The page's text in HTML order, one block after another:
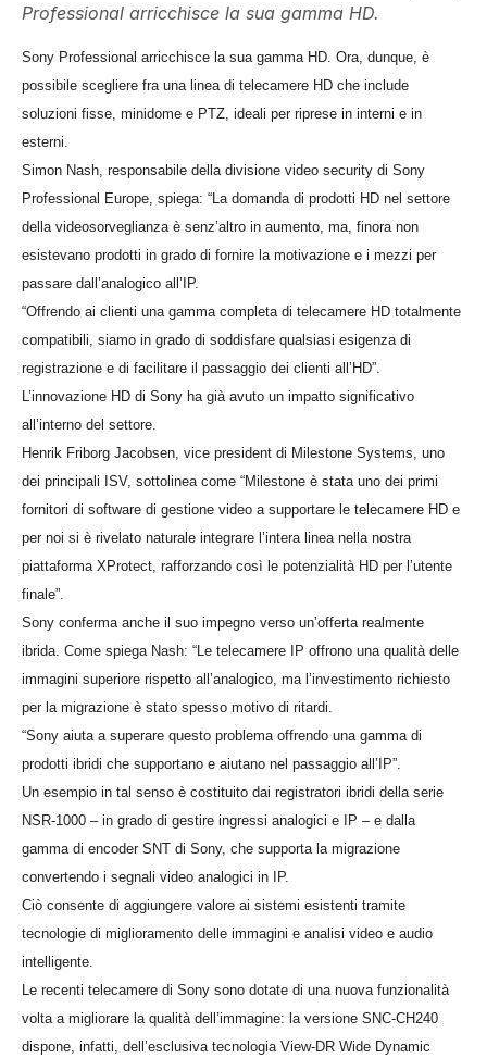
Professional arricchisce la sua gamma HD.
Sony Professional arricchisce la sua gamma HD. Ora, dunque, è
possibile scegliere fra una linea di telecamere HD che include
soluzioni fisse, minidome e PTZ, ideali per riprese in interni e in
esterni.
Simon Nash, responsabile della divisione video security di Sony
Professional Europe, spiega: “La domanda di prodotti HD nel settore
della videosorveglianza è senz’altro in aumento, ma, finora non
esistevano prodotti in grado di fornire la motivazione e i mezzi per
passare dall’analogico all’IP.
“Offrendo ai clienti una gamma completa di telecamere HD totalmente
compatibili, siamo in grado di soddisfare qualsiasi esigenza di
registrazione e di facilitare il passaggio dei clienti all’HD”.
L’innovazione HD di Sony ha già avuto un impatto significativo
all’interno del settore.
Henrik Friborg Jacobsen, vice president di Milestone Systems, uno
dei principali ISV, sottolinea come “Milestone è stata uno dei primi
fornitori di software di gestione video a supportare le telecamere HD e
per noi si è rivelato naturale integrare l’intera linea nella nostra
piattaforma XProtect, rafforzando così le potenzialità HD per l’utente
finale”.
Sony conferma anche il suo impegno verso un’offerta realmente
ibrida. Come spiega Nash: “Le telecamere IP offrono una qualità delle
immagini superiore rispetto all’analogico, ma l’investimento richiesto
per la migrazione è stato spesso motivo di ritardi.
“Sony aiuta a superare questo problema offrendo una gamma di
prodotti ibridi che supportano e aiutano nel passaggio all’IP”.
Un esempio in tal senso è costituito dai registratori ibridi della serie
NSR-1000 – in grado di gestire ingressi analogici e IP – e dalla
gamma di encoder SNT di Sony, che supporta la migrazione
convertendo i segnali video analogici in IP.
Ciò consente di aggiungere valore ai sistemi esistenti tramite
tecnologie di miglioramento delle immagini e analisi video e audio
intelligente.
Le recenti telecamere di Sony sono dotate di una nuova funzionalità
volta a migliorare la qualità dell’immagine: la versione SNC-CH240
dispone, infatti, dell’esclusiva tecnologia View-DR Wide Dynamic